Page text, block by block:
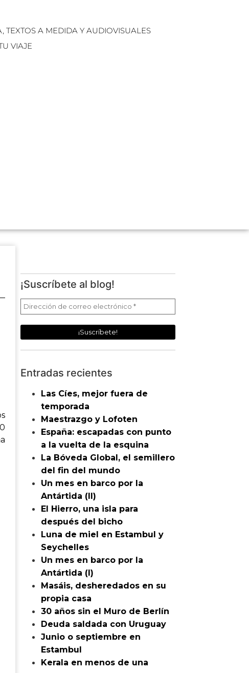
TEXTOS A MEDIDA Y AUDIOVISUALES
VIAJE
¡Suscríbete al blog!
Entradas recientes
Las Cíes, mejor fuera de
temporada
Maestrazgo y Lofoten
España: escapadas con punto
a la vuelta de la esquina
La Bóveda Global, el semillero
del fin del mundo
Un mes en barco por la
Antártida (II)
El Hierro, una isla para
después del bicho
Luna de miel en Estambul y
Seychelles
Un mes en barco por la
Antártida (I)
Masáis, desheredados en su
propia casa
30 años sin el Muro de Berlín
Deuda saldada con Uruguay
Junio o septiembre en
Estambul
Kerala en menos de una